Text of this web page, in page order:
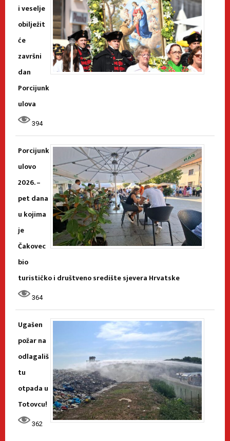
i veselje
obilježit
će
završni
dan
Porcijunk
ulova
394
Porcijunk
ulovo
2026. –
pet dana
u kojima
je
Čakovec
bio
turističko i društveno središte sjevera Hrvatske
364
Ugašen
požar na
odlagališ
tu
otpada u
Totovcu!
362